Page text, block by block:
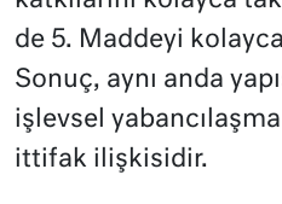
de 5. Maddeyi
Sonuç, aynı anda
işlevsel
ittifak ilişkisidir.